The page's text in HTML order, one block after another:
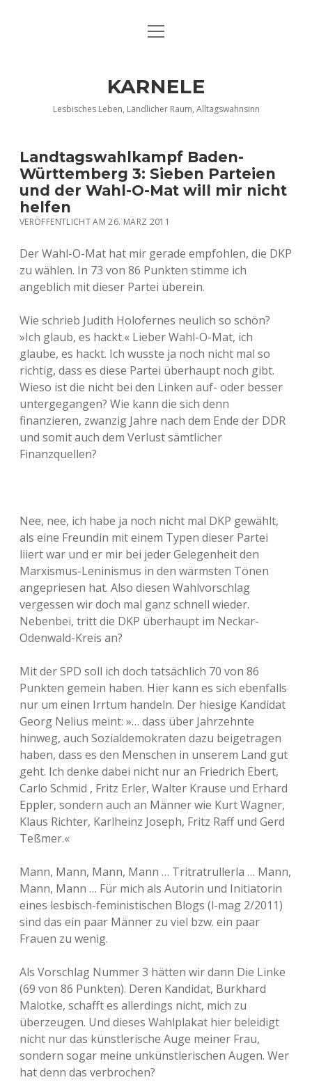
DATENSCHUTZERKLÄRUNG
Menü
KARNELE
Lesbisches Leben, Ländlicher Raum, Alltagswahnsinn
Landtagswahlkampf Baden-
Württemberg 3: Sieben Parteien
und der Wahl-O-Mat will mir nicht
helfen
VERÖFFENTLICHT AM 26. MÄRZ 2011
Der Wahl-O-Mat hat mir gerade empfohlen, die DKP
zu wählen. In 73 von 86 Punkten stimme ich
angeblich mit dieser Partei überein.
Wie schrieb Judith Holofernes neulich so schön?
»Ich glaub, es hackt.« Lieber Wahl-O-Mat, ich
glaube, es hackt. Ich wusste ja noch nicht mal so
richtig, dass es diese Partei überhaupt noch gibt.
Wieso ist die nicht bei den Linken auf- oder besser
untergegangen? Wie kann die sich denn
finanzieren, zwanzig Jahre nach dem Ende der DDR
und somit auch dem Verlust sämtlicher
Finanzquellen?
Nee, nee, ich habe ja noch nicht mal DKP gewählt,
als eine Freundin mit einem Typen dieser Partei
liiert war und er mir bei jeder Gelegenheit den
Marxismus-Leninismus in den wärmsten Tönen
angepriesen hat. Also diesen Wahlvorschlag
vergessen wir doch mal ganz schnell wieder.
Nebenbei, tritt die DKP überhaupt im Neckar-
Odenwald-Kreis an?
Mit der SPD soll ich doch tatsächlich 70 von 86
Punkten gemein haben. Hier kann es sich ebenfalls
nur um einen Irrtum handeln. Der hiesige Kandidat
Georg Nelius meint: »… dass über Jahrzehnte
hinweg, auch Sozialdemokraten dazu beigetragen
haben, dass es den Menschen in unserem Land gut
geht. Ich denke dabei nicht nur an Friedrich Ebert,
Carlo Schmid , Fritz Erler, Walter Krause und Erhard
Eppler, sondern auch an Männer wie Kurt Wagner,
Klaus Richter, Karlheinz Joseph, Fritz Raff und Gerd
Teßmer.«
Mann, Mann, Mann, Mann … Tritratrullerla … Mann,
Mann, Mann … Für mich als Autorin und Initiatorin
eines lesbisch-feministischen Blogs (l-mag 2/2011)
sind das ein paar Männer zu viel bzw. ein paar
Frauen zu wenig.
Als Vorschlag Nummer 3 hätten wir dann Die Linke
(69 von 86 Punkten). Deren Kandidat, Burkhard
Malotke, schafft es allerdings nicht, mich zu
überzeugen. Und dieses Wahlplakat hier beleidigt
nicht nur das künstlerische Auge meiner Frau,
sondern sogar meine unkünstlerischen Augen. Wer
hat denn das verbrochen?